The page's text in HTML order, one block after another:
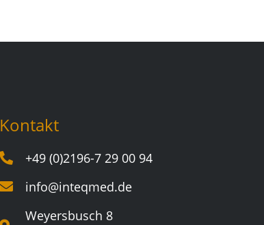
Kontakt
+49 (0)2196-7 29 00 94
info@inteqmed.de
Weyersbusch 8